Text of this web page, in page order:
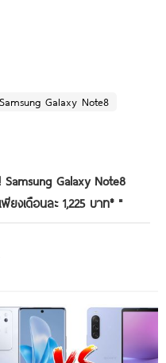
Samsung Galaxy Note8
Galaxy Note8
งเดือนละ 1,225 บาท*"